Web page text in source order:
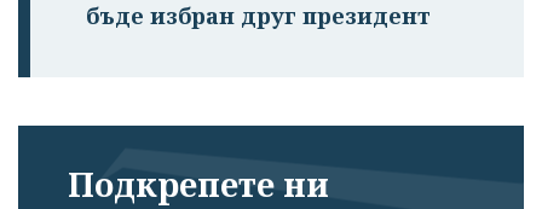
бъде избран друг президент
Подкрепете ни